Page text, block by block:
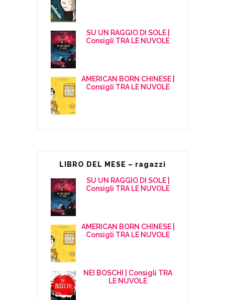
SU UN RAGGIO DI SOLE |
Consigli TRA LE NUVOLE
AMERICAN BORN CHINESE |
Consigli TRA LE NUVOLE
LIBRO DEL MESE – ragazzi
SU UN RAGGIO DI SOLE |
Consigli TRA LE NUVOLE
AMERICAN BORN CHINESE |
Consigli TRA LE NUVOLE
NEI BOSCHI | Consigli TRA
LE NUVOLE